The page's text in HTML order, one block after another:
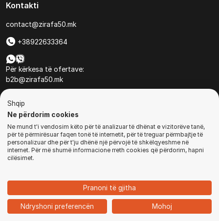
Ballina Kategoritë Kyçu
Kontakti
contact@zirafa50.mk
+38922633364
Për kërkesa të ofertave:
b2b@zirafa50.mk
© Të gjitha të drejtat e rezervuara
Shqip
Ne përdorim cookies
Ne mund t'i vendosim këto për të analizuar të dhënat e vizitorëve tanë,
për të përmirësuar faqen tonë të internetit, për të treguar përmbajtje të
personalizuar dhe për t'ju dhënë një përvojë të shkëlqyeshme në
internet. Për më shumë informacione rreth cookies që përdorim, hapni
cilësimet.
Pranoni të gjitha
Ndryshoni preferencën Mohoj